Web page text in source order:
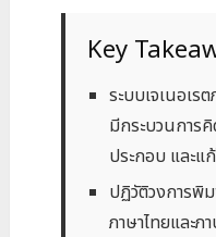
Key
ระบบเจเนอเร
มีกระบวนการ
ประกอบ และแ
ปฏิวัติวงการพิ
ภาษาไทยและภ